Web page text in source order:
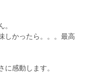
。
しかったら。。。最高
感動します。